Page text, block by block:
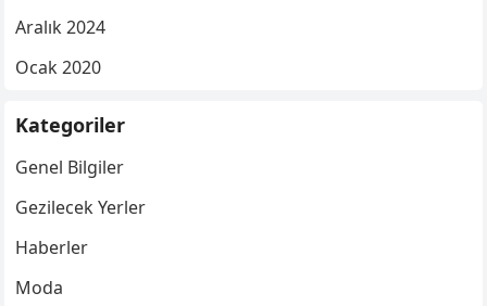
Aralık 2024
Ocak 2020
Kategoriler
Genel Bilgiler
Gezilecek Yerler
Haberler
Moda